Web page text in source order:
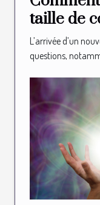
taille de
nouveau-
L’arrivée d’un
questions,